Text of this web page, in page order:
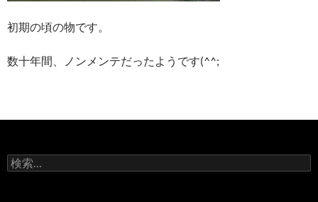
初期の頃の物です。
数十年間、ノンメンテだったようです(^^;
検
索